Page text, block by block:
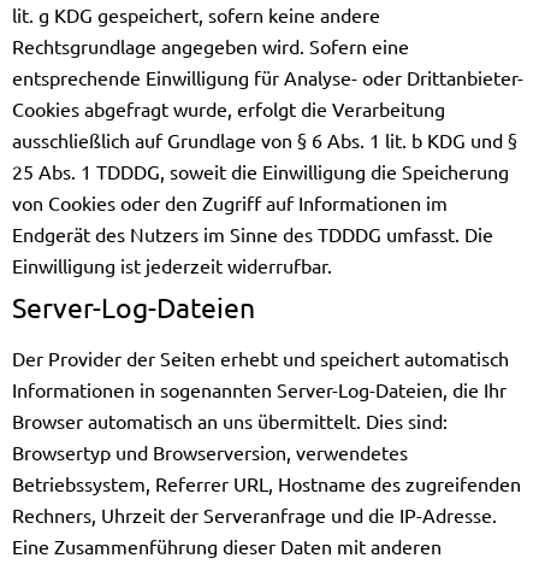
lit. g KDG gespeichert, sofern keine andere
Rechtsgrundlage angegeben wird. Sofern eine
entsprechende Einwilligung für Analyse- oder Drittanbieter-
Cookies abgefragt wurde, erfolgt die Verarbeitung
ausschließlich auf Grundlage von § 6 Abs. 1 lit. b KDG und §
25 Abs. 1 TDDDG, soweit die Einwilligung die Speicherung
von Cookies oder den Zugriff auf Informationen im
Endgerät des Nutzers im Sinne des TDDDG umfasst. Die
Einwilligung ist jederzeit widerrufbar.
Server-Log-Dateien
Der Provider der Seiten erhebt und speichert automatisch
Informationen in sogenannten Server-Log-Dateien, die Ihr
Browser automatisch an uns übermittelt. Dies sind:
Browsertyp und Browserversion, verwendetes
Betriebssystem, Referrer URL, Hostname des zugreifenden
Rechners, Uhrzeit der Serveranfrage und die IP-Adresse.
Eine Zusammenführung dieser Daten mit anderen